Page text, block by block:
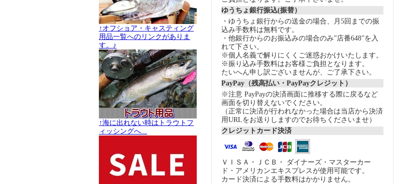
↑オフショア・キャスティング
用品一覧へのリンクがありま
す。♪
↑海に出れない時はトラウトフ
ィッシングへ...
ゆうちょ銀行振込(振替）
・ゆうちょ銀行からの送金の場合、月5回までの振
込み手数料は無料です。
・他銀行からのお振込みの場合のみ”店番648”を入
れて下さい。
※個人名義で解りにくくご迷惑おかけいたします。
※振り込み手数料はお客様ご負担となります。
たいへん申し訳ございませんが、ご了承下さい。
PayPay（残高払い・PayPayクレジット）
※注意 PayPayの決済画面に推移する際に戻るなど
画面を切り替えないでください。
（正常に決済が行われなかった場合は当店から決済
用URLをお送りしますのでお待ちくださいませ）
クレジットカード決済
ＶＩＳＡ・ＪＣＢ・ ダイナーズ・マスターカー
ド・アメリカンエキスプレスが使用可能です。
カード決済による手数料はかかりません。